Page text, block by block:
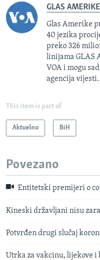
GLAS AMERIKE
Glas Amerike
40 jezika
preko 326
linijama GLAS
VOA i mogu
agencija vijesti.
This item is part of
Aktuelno BiH
Povezano
Entitetski premijeri o
Kineski državljani nisu
Potvrđen drugi slučaj
Utrka za vakcinu, lijekove i